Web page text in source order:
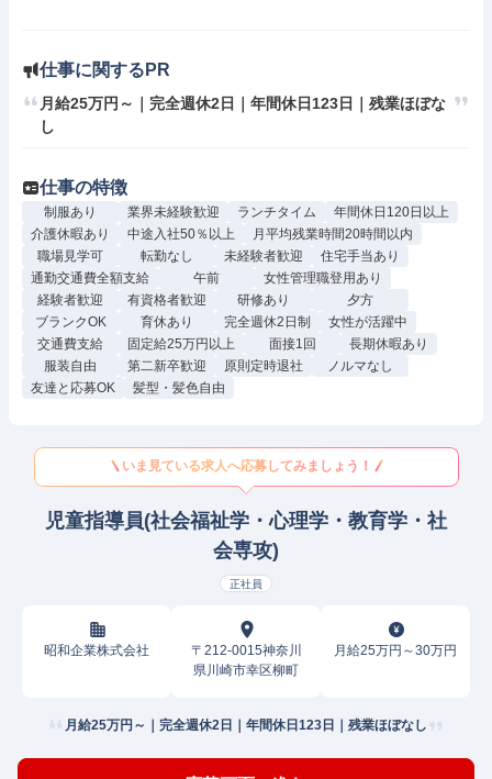
仕事に関するPR
月給25万円～｜完全週休2日｜年間休日123日｜残業ほぼな
し
仕事の特徴
制服あり 業界未経験歓迎 ランチタイム
年間休日120日以上
介護休暇あり
中途入社50％以上
月平均残業時間20時間以内
職場見学可
転勤なし 未経験者歓迎
住宅手当あり
通勤交通費全額支給
午前
女性管理職登用あり
経験者歓迎
有資格者歓迎 研修あり
夕方
ブランクOK
育休あり 完全週休2日制
女性が活躍中
交通費支給
固定給25万円以上 面接1回
長期休暇あり
服装自由
第二新卒歓迎 原則定時退社
ノルマなし
友達と応募OK
髪型・髪色自由
いま見ている求人へ応募してみましょう！
児童指導員(社会福祉学・心理学・教育学・社
会専攻)
正社員
昭和企業株式会社
〒212-0015神奈川
県川崎市幸区柳町
月給25万円～30万円
月給25万円～｜完全週休2日｜年間休日123日｜残業ほぼなし